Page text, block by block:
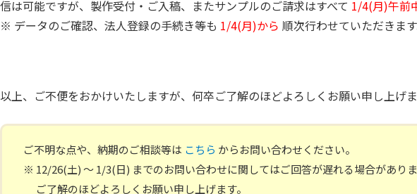
信は可能ですが、製作受付・ご入稿、またサンプルのご請求はすべて 1/4(月)午前
※ データのご確認、法人登録の手続き等も 1/4(月)から 順次行わせていただきます
以上、ご不便をおかけいたしますが、何卒ご了解のほどよろしくお願い申し上げま
ご不明な点や、納期のご相談等は こちら からお問い合わせください。
※ 12/26(土) ～ 1/3(日) までのお問い合わせに関してはご回答が遅れる場合がありま
ご了解のほどよろしくお願い申し上げます。